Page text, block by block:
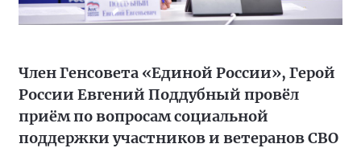
Член Генсовета «Единой России», Герой
России Евгений Поддубный провёл
приём по вопросам социальной
поддержки участников и ветеранов СВО